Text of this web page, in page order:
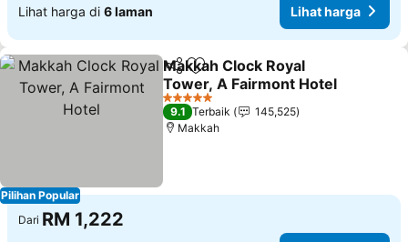
Lihat harga di 6 laman Lihat harga
Pilihan Popular
KongsiTambah ke favorit
Makkah Clock Royal
Tower, A Fairmont Hotel
Lihat harga
5 Bintang
9.1 Terbaik
145,525
Makkah
Dari RM 1,222